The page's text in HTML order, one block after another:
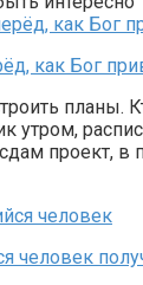
как Бог
планы.
утром,
проект, в
человек